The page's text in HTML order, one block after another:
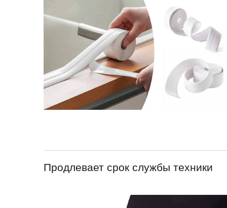
Продлевает срок службы техники